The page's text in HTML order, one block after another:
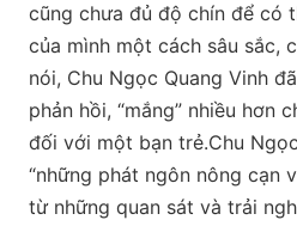
cũng chưa đủ độ chín để có
của mình một cách sâu sắc,
nói, Chu Ngọc Quang Vinh
phản hồi, “mắng” nhiều hơn
đối với một bạn trẻ.Chu
“những phát ngôn nông cạn
từ những quan sát và trải